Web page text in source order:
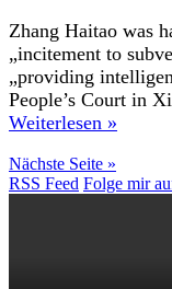
Zhang Haitao was
„incitement to
„providing
People’s Court in
Weiterlesen »
Nächste Seite »
RSS Feed Folge mir